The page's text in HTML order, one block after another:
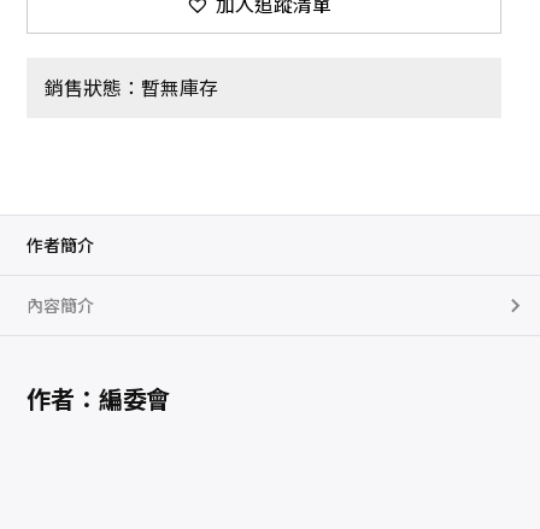
銷售狀態：暫無庫存
作者簡介
內容簡介
作者：編委會